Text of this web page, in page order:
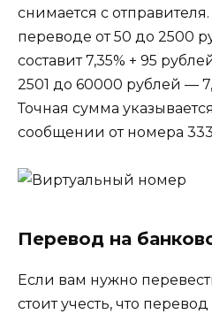
снимается с
переводе от 50 до 2500
составит 7,35% + 95
2501 до 60000 рублей —
Точная сумма
сообщении от номера
Перевод на
Если вам нужно
стоит учесть, что